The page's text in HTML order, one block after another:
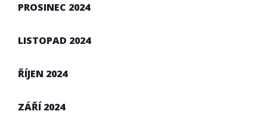
PROSINEC 2024
LISTOPAD 2024
ŘÍJEN 2024
ZÁŘÍ 2024